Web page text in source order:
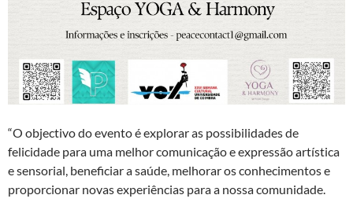
“O objectivo do evento é explorar as possibilidades de
felicidade para uma melhor comunicação e expressão artística
e sensorial, beneficiar a saúde, melhorar os conhecimentos e
proporcionar novas experiências para a nossa comunidade.